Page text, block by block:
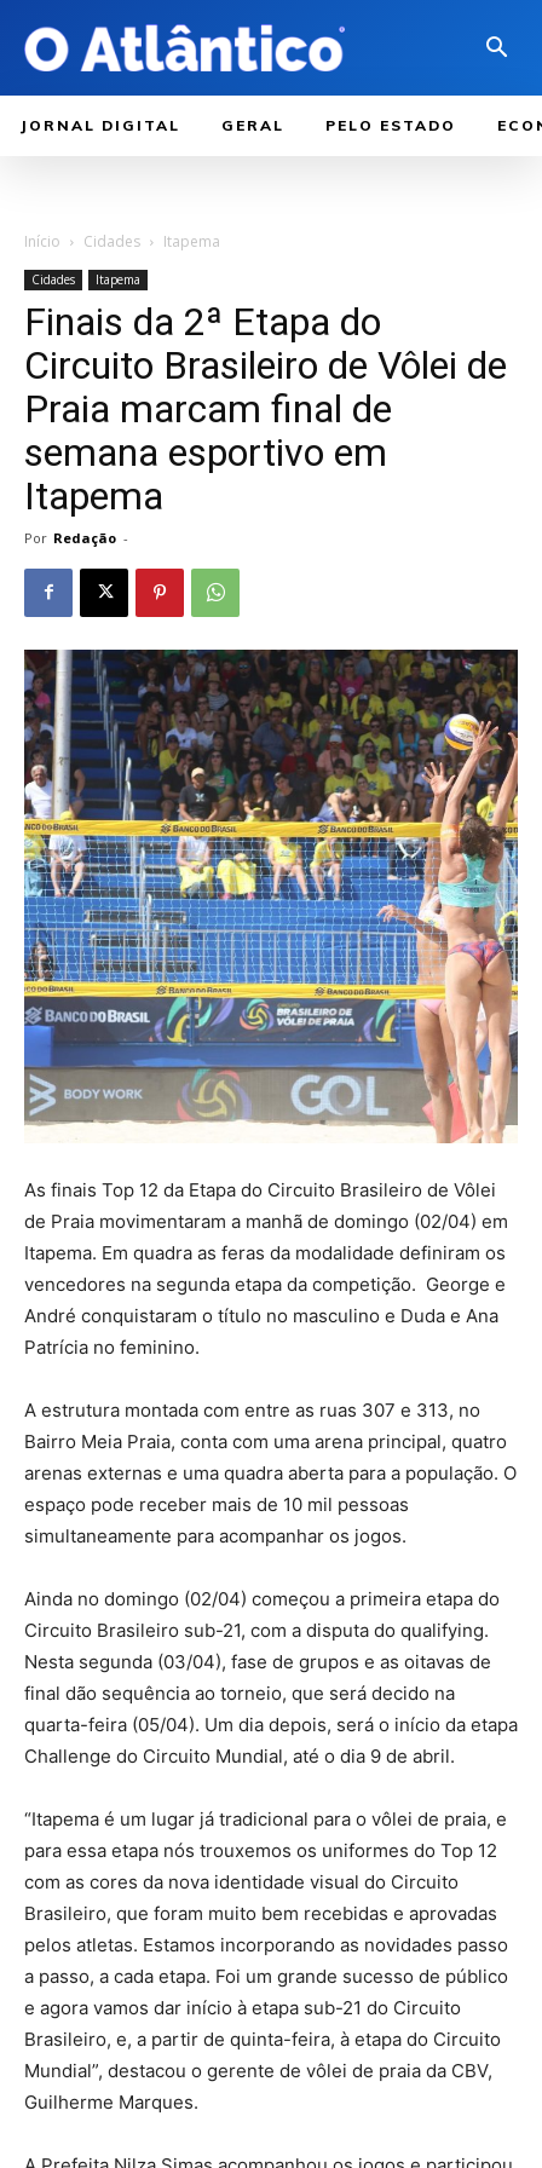
JORNAL DIGITAL GERAL PELO ESTADO
Início Cidades Itapema
Cidades Itapema
Finais da 2ª Etapa do
Circuito Brasileiro de Vôlei de
Praia marcam final de
semana esportivo em
Itapema
Por Redação -
As finais Top 12 da Etapa do Circuito Brasileiro de Vôlei
de Praia movimentaram a manhã de domingo (02/04) em
Itapema. Em quadra as feras da modalidade definiram os
vencedores na segunda etapa da competição. George e
André conquistaram o título no masculino e Duda e Ana
Patrícia no feminino.
A estrutura montada com entre as ruas 307 e 313, no
Bairro Meia Praia, conta com uma arena principal, quatro
arenas externas e uma quadra aberta para a população. O
espaço pode receber mais de 10 mil pessoas
simultaneamente para acompanhar os jogos.
Ainda no domingo (02/04) começou a primeira etapa do
Circuito Brasileiro sub-21, com a disputa do qualifying.
Nesta segunda (03/04), fase de grupos e as oitavas de
final dão sequência ao torneio, que será decido na
quarta-feira (05/04). Um dia depois, será o início da etapa
Challenge do Circuito Mundial, até o dia 9 de abril.
“Itapema é um lugar já tradicional para o vôlei de praia, e
para essa etapa nós trouxemos os uniformes do Top 12
com as cores da nova identidade visual do Circuito
Brasileiro, que foram muito bem recebidas e aprovadas
pelos atletas. Estamos incorporando as novidades passo
a passo, a cada etapa. Foi um grande sucesso de público
e agora vamos dar início à etapa sub-21 do Circuito
Brasileiro, e, a partir de quinta-feira, à etapa do Circuito
Mundial”, destacou o gerente de vôlei de praia da CBV,
Guilherme Marques.